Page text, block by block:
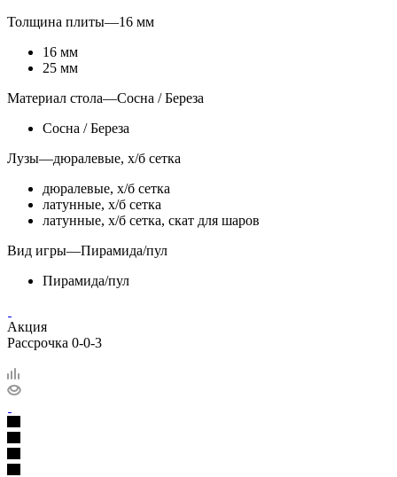
Толщина плиты—16 мм
16 мм
25 мм
Материал стола—Сосна / Береза
Сосна / Береза
Лузы—дюралевые, х/б сетка
дюралевые, х/б сетка
латунные, х/б сетка
латунные, х/б сетка, скат для шаров
Вид игры—Пирамида/пул
Пирамида/пул
Акция
Рассрочка 0-0-3